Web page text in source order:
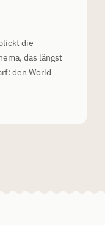
die
das längst
den World